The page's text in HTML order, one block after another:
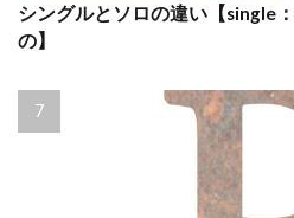
シングルとソロの違い【single
の】